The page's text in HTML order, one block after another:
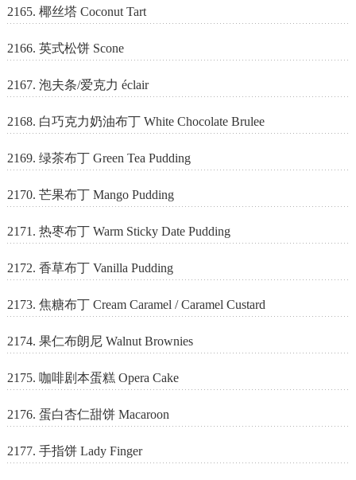
2165. 椰丝塔 Coconut Tart
2166. 英式松饼 Scone
2167. 泡夫条/爱克力 éclair
2168. 白巧克力奶油布丁 White Chocolate Brulee
2169. 绿茶布丁 Green Tea Pudding
2170. 芒果布丁 Mango Pudding
2171. 热枣布丁 Warm Sticky Date Pudding
2172. 香草布丁 Vanilla Pudding
2173. 焦糖布丁 Cream Caramel / Caramel Custard
2174. 果仁布朗尼 Walnut Brownies
2175. 咖啡剧本蛋糕 Opera Cake
2176. 蛋白杏仁甜饼 Macaroon
2177. 手指饼 Lady Finger